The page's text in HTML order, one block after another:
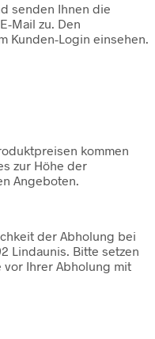
senden Ihnen die
Mail zu. Den
Kunden-Login einsehen.
kommen
zur Höhe der
Angeboten.
der Abholung bei
Lindaunis. Bitte setzen
vor Ihrer Abholung mit